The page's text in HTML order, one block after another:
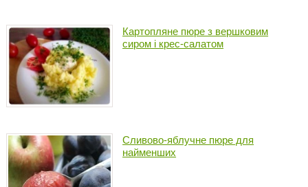
Картопляне пюре з вершковим
сиром і крес-салатом
Сливово-яблучне пюре для
найменших